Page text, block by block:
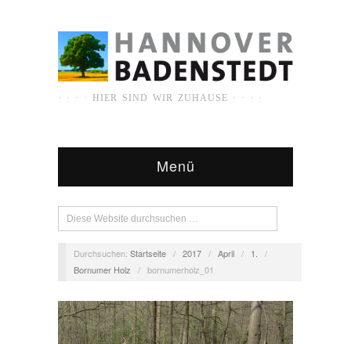
· · · · HIER SIND WIR ZUHAUSE · · · ·
Menü
Durchsuchen: Startseite / 2017 / April / 1.
/
Bornumer Holz
/ bornumerholz_01